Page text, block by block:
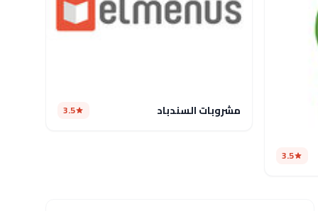
3.5
مشروبات السندباد 3.5